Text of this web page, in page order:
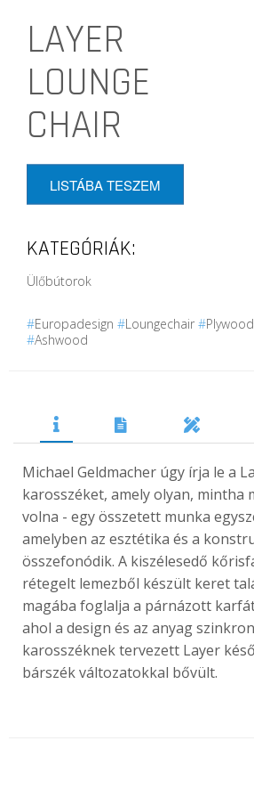
LAYER
LOUNGE
CHAIR
LISTÁBA TESZEM
KATEGÓRIÁK:
Ülőbútorok
#Europadesign #Loungechair #Plywood
#Ashwood
Michael Geldmacher úgy írja le a
karosszéket, amely olyan, mintha
volna - egy összetett munka
amelyben az esztétika és a
összefonódik. A kiszélesedő
rétegelt lemezből készült keret
magába foglalja a párnázott
ahol a design és az anyag
karosszéknek tervezett Layer
bárszék változatokkal bővült.